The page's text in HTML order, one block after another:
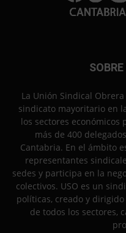
La Unión Sindical
sindicato mayoritario en
los sectores económicos
más de 400
Cantabria. En el ámbito
representantes
sedes y participa en la
colectivos. USO es un
políticas, creado y
de todos los sectores,